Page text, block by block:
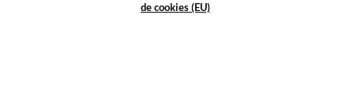
de cookies (EU)